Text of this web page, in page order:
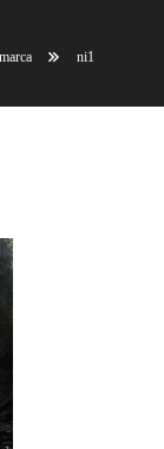
ni1